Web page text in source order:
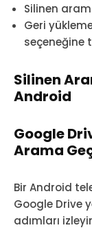
Silinen
Geri
seçeneğine
Silinen
Android
Google
Arama
Bir Android
Google Drive
adımları